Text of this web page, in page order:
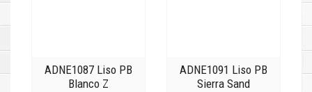
ADNE1087 Liso PB
Blanco Z
ADNE1091 Liso PB
Sierra Sand